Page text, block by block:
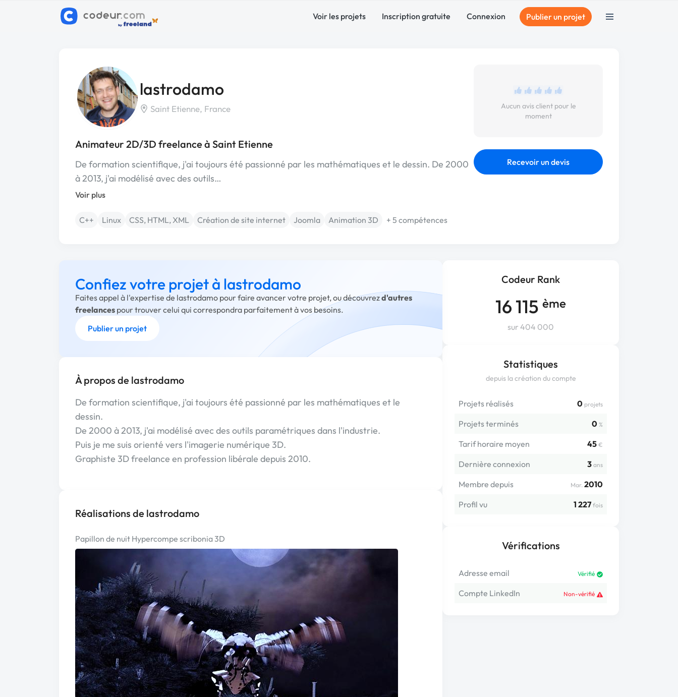
Voir les projets Inscription gratuite Connexion Publier un projet
lastrodamo
Saint Etienne, France
Animateur 2D/3D freelance à Saint Etienne
De formation scientifique, j'ai toujours été passionné par les mathématiques et le dessin. De 2000
à 2013, j'ai modélisé avec des outils…
Voir plus
C++ Linux CSS, HTML, XML Création de site internet Joomla Animation 3D + 5 compétences
Aucun avis client pour le
moment
Recevoir un devis
Codeur Rank
16 115 ème
sur 404 000
Statistiques
depuis la création du compte
Projets réalisés 0 projets
Projets terminés 0 %
Tarif horaire moyen 45 €
Dernière connexion 3 ans
Membre depuis Mar. 2010
Profil vu
1 227 fois
Vérifications
Adresse email Vérifié
Compte LinkedIn Non-vérifié
Confiez votre projet à lastrodamo
Faites appel à l'expertise de lastrodamo pour faire avancer votre projet, ou découvrezd'autres
freelances pour trouver celui qui correspondra parfaitement à vos besoins.
Publier un projet
À propos de lastrodamo
De formation scientifique, j'ai toujours été passionné par les mathématiques et le
dessin.
De 2000 à 2013, j'ai modélisé avec des outils paramétriques dans l'industrie.
Puis je me suis orienté vers l'imagerie numérique 3D.
Graphiste 3D freelance en profession libérale depuis 2010.
Réalisations de lastrodamo
Papillon de nuit Hypercompe scribonia 3D